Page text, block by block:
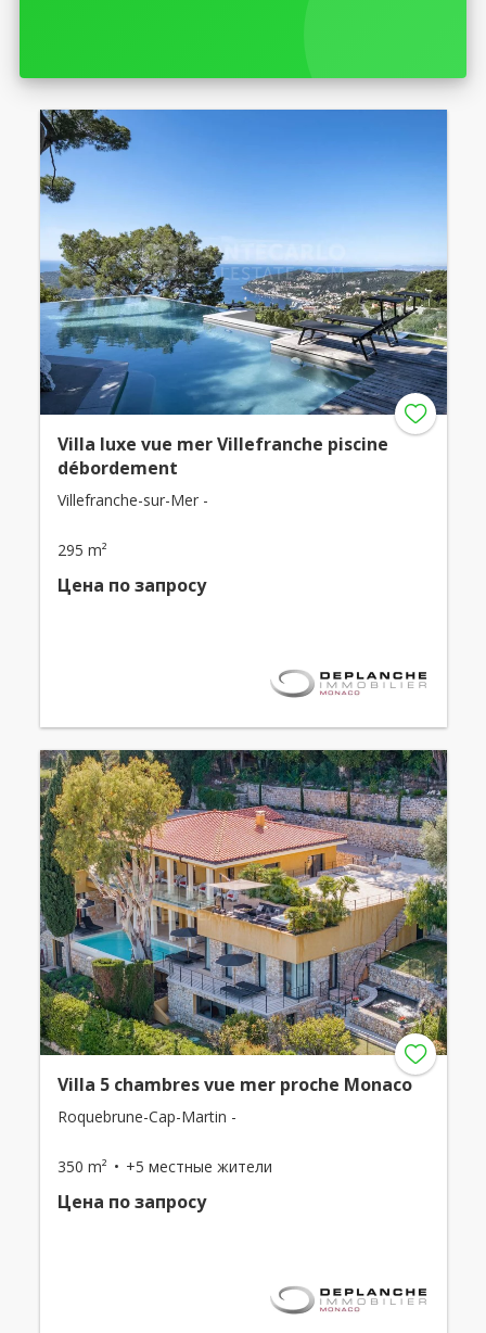
Villa luxe vue mer Villefranche piscine
débordement
Villefranche-sur-Mer -
295 m²
Цена по запросу
Villa 5 chambres vue mer proche Monaco
Roquebrune-Cap-Martin -
350 m² +5 местные жители
Цена по запросу